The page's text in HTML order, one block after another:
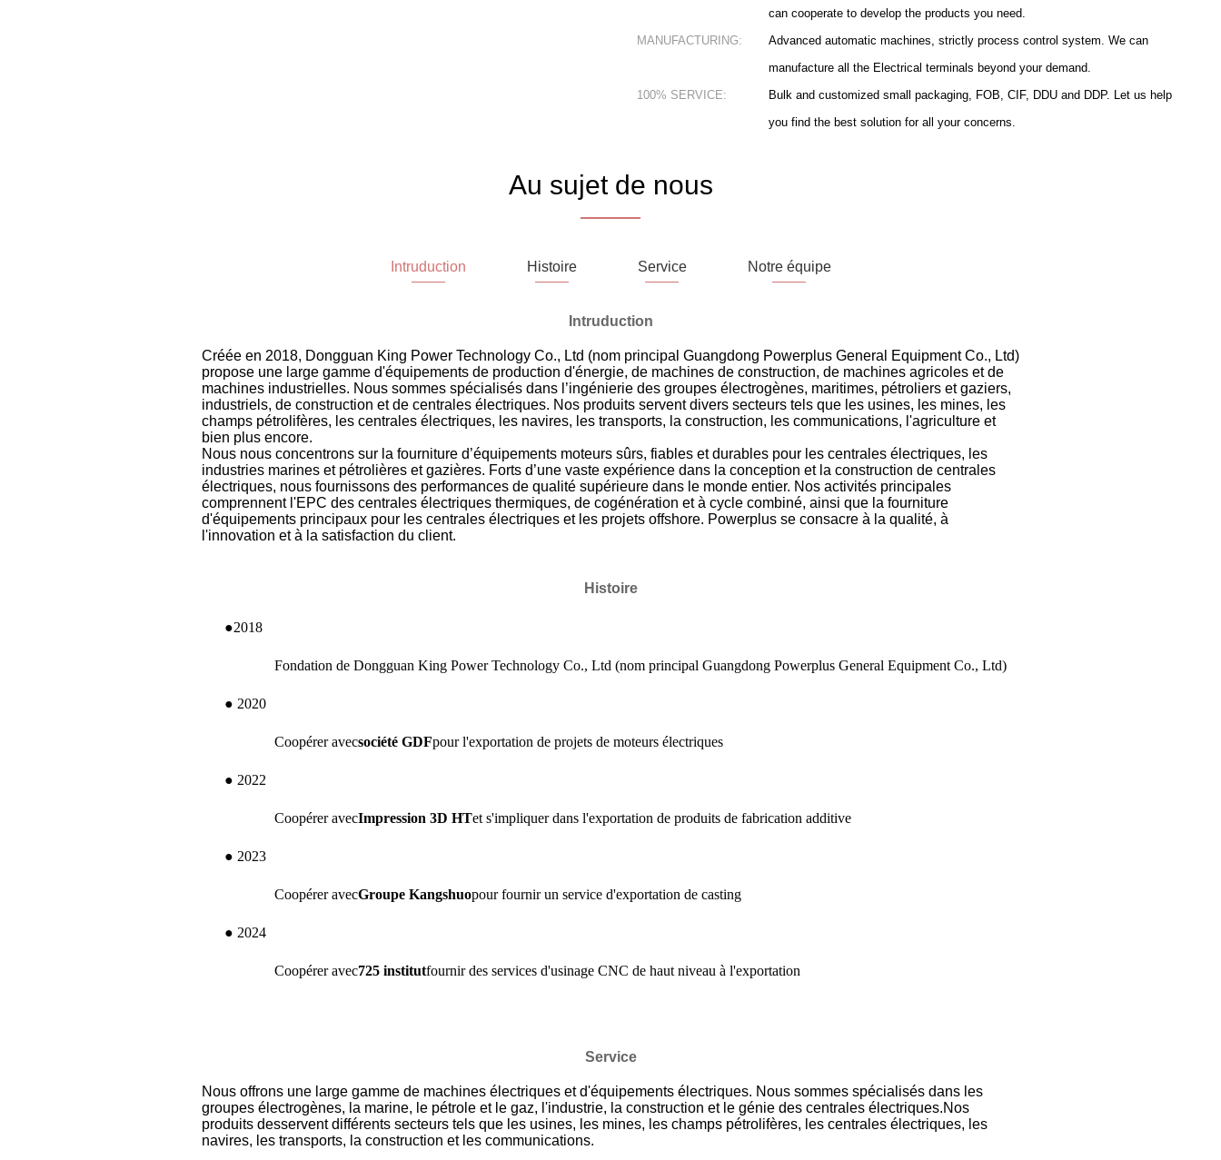
can cooperate to develop the products you need.
MANUFACTURING:
Advanced automatic machines, strictly process control system. We can
manufacture all the Electrical terminals beyond your demand.
100% SERVICE:
Bulk and customized small packaging, FOB, CIF, DDU and DDP. Let us help
you find the best solution for all your concerns.
Au sujet de nous
Intruduction Histoire Service Notre équipe
Intruduction
Créée en 2018, Dongguan King Power Technology Co., Ltd (nom principal Guangdong Powerplus General Equipment Co., Ltd)
propose une large gamme d'équipements de production d'énergie, de machines de construction, de machines agricoles et de
machines industrielles. Nous sommes spécialisés dans l’ingénierie des groupes électrogènes, maritimes, pétroliers et gaziers,
industriels, de construction et de centrales électriques. Nos produits servent divers secteurs tels que les usines, les mines, les
champs pétrolifères, les centrales électriques, les navires, les transports, la construction, les communications, l'agriculture et
bien plus encore.
Nous nous concentrons sur la fourniture d’équipements moteurs sûrs, fiables et durables pour les centrales électriques, les
industries marines et pétrolières et gazières. Forts d’une vaste expérience dans la conception et la construction de centrales
électriques, nous fournissons des performances de qualité supérieure dans le monde entier. Nos activités principales
comprennent l'EPC des centrales électriques thermiques, de cogénération et à cycle combiné, ainsi que la fourniture
d'équipements principaux pour les centrales électriques et les projets offshore. Powerplus se consacre à la qualité, à
l'innovation et à la satisfaction du client.
Histoire
●2018
Fondation de Dongguan King Power Technology Co., Ltd (nom principal Guangdong Powerplus General Equipment Co., Ltd)
● 2020
Coopérer avecsociété GDFpour l'exportation de projets de moteurs électriques
● 2022
Coopérer avecImpression 3D HTet s'impliquer dans l'exportation de produits de fabrication additive
● 2023
Coopérer avecGroupe Kangshuopour fournir un service d'exportation de casting
● 2024
Coopérer avec725 institutfournir des services d'usinage CNC de haut niveau à l'exportation
Service
Nous offrons une large gamme de machines électriques et d'équipements électriques. Nous sommes spécialisés dans les
groupes électrogènes, la marine, le pétrole et le gaz, l'industrie, la construction et le génie des centrales électriques.Nos
produits desservent différents secteurs tels que les usines, les mines, les champs pétrolifères, les centrales électriques, les
navires, les transports, la construction et les communications.